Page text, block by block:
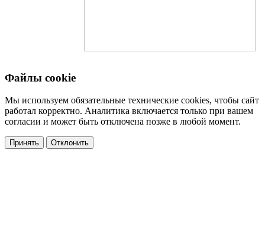
Файлы cookie
Мы используем обязательные технические cookies, чтобы сайт
работал корректно. Аналитика включается только при вашем
согласии и может быть отключена позже в любой момент.
Принять Отклонить